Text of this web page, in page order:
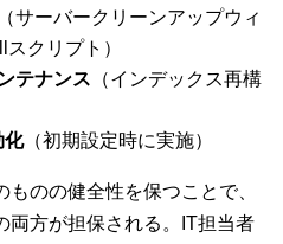
サーバークリーンアップウィ
クリプト）
テナンス （インデックス再構
化（初期設定時に実施）
のの健全性を保つことで、
両方が担保される。IT担当者